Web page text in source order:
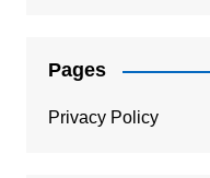
Pages
Privacy Policy